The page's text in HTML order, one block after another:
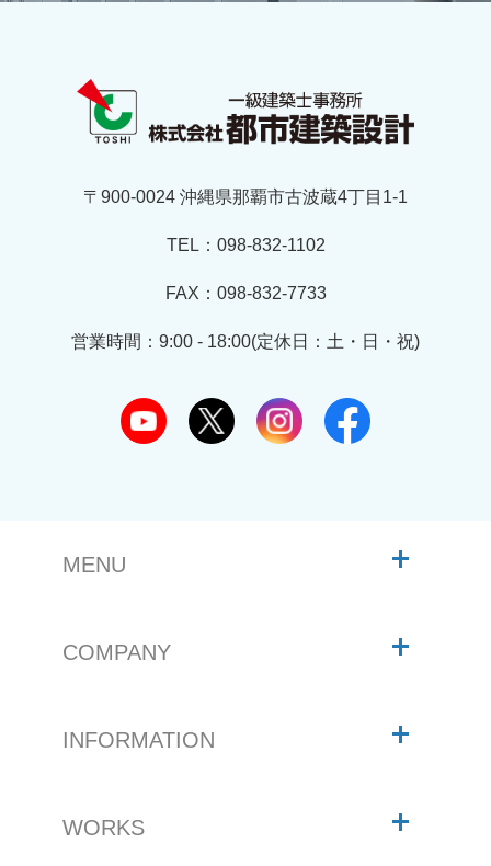
〒900-0024 沖縄県那覇市古波蔵4丁目1-1
TEL：098-832-1102
FAX：098-832-7733
営業時間：9:00 - 18:00(定休日：土・日・祝)
MENU
COMPANY
INFORMATION
WORKS